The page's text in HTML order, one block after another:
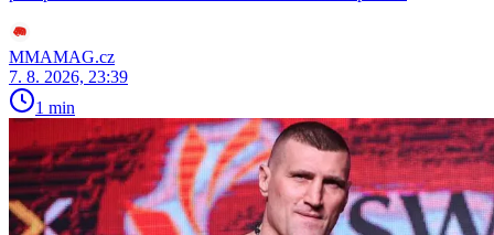
MMAMAG.cz
7. 8. 2026, 23:39
1 min